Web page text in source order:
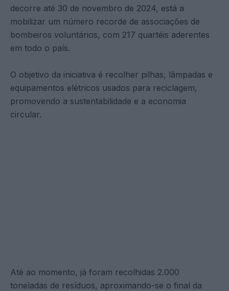
decorre até 30 de novembro de 2024, está a
mobilizar um número recorde de associações de
bombeiros voluntários, com 217 quartéis aderentes
em todo o país.
O objetivo da iniciativa é recolher pilhas, lâmpadas e
equipamentos elétricos usados para reciclagem,
promovendo a sustentabilidade e a economia
circular.
Até ao momento, já foram recolhidas 2.000
toneladas de resíduos, aproximando-se o final da